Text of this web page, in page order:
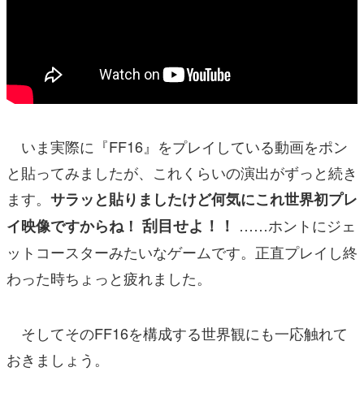
いま実際に『FF16』をプレイしている動画をポン
と貼ってみましたが、これくらいの演出がずっと続き
ます。 サラッと貼りましたけど何気にこれ世界初プレ
イ映像ですからね！ 刮目せよ！！ ……ホントにジェ
ットコースターみたいなゲームです。正直プレイし終
わった時ちょっと疲れました。
そしてそのFF16を構成する世界観にも一応触れて
おきましょう。